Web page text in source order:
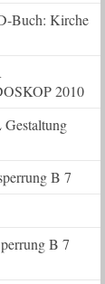
Buch: Kirche
2010
B 7
B 7